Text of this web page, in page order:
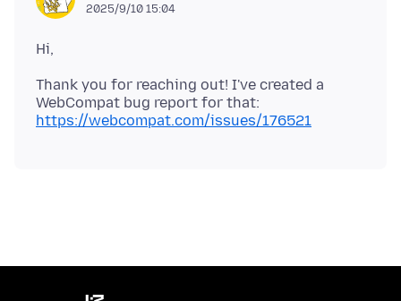
2025/9/10 15:04
Thank you for reaching out! I've created a
WebCompat bug report for that:
https://webcompat.com/issues/176521